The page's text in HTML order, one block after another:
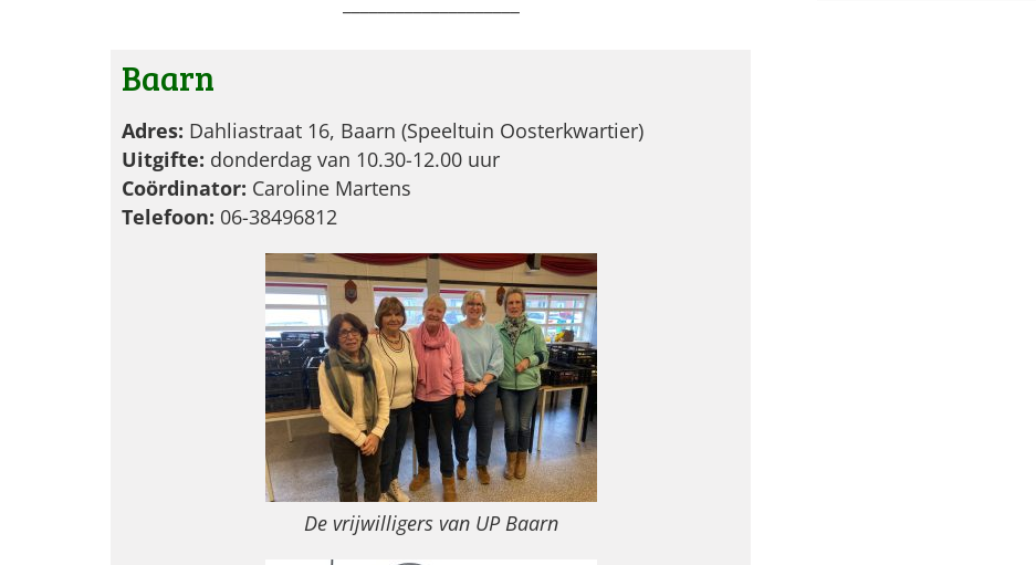
Baarn
Adres: Dahliastraat 16, Baarn (Speeltuin Oosterkwartier)
Uitgifte: donderdag van 10.30-12.00 uur
Coördinator: Caroline Martens
Telefoon: 06-38496812
De vrijwilligers van UP Baarn